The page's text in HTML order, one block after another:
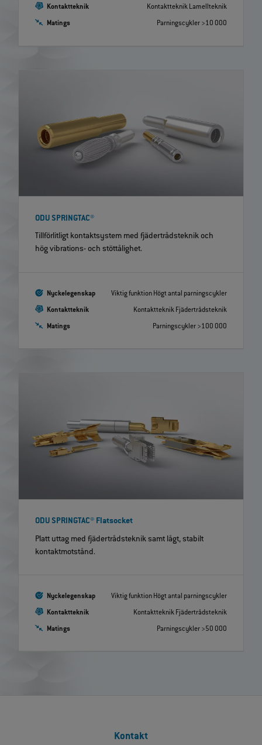
Kontaktteknik Kontaktteknik Lamellteknik
Matings Parningscykler >10 000
ODU SPRINGTAC®
Tillförlitligt kontaktsystem med fjädertrådsteknik och
hög vibrations- och stöttålighet.
Nyckelegenskap Viktig funktion Högt antal parningscykler
Kontaktteknik Kontaktteknik Fjädertrådsteknik
Matings Parningscykler >100 000
ODU SPRINGTAC® Flatsocket
Platt uttag med fjädertrådsteknik samt lågt, stabilt
kontaktmotstånd.
Nyckelegenskap Viktig funktion Högt antal parningscykler
Kontaktteknik Kontaktteknik Fjädertrådsteknik
Matings Parningscykler >50 000
Kontakt